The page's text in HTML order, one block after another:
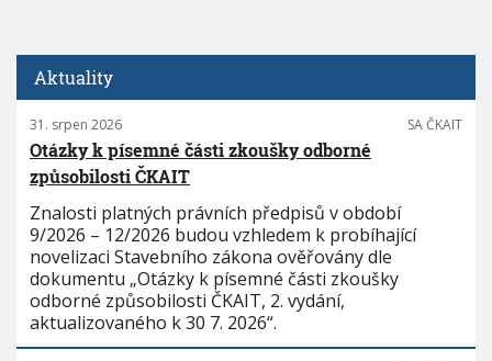
Aktuality
31. srpen 2026 SA ČKAIT
Otázky k písemné části zkoušky odborné
způsobilosti ČKAIT
Znalosti platných právních předpisů v období
9/2026 – 12/2026 budou vzhledem k probíhající
novelizaci Stavebního zákona ověřovány dle
dokumentu „Otázky k písemné části zkoušky
odborné způsobilosti ČKAIT, 2. vydání,
aktualizovaného k 30 7. 2026“.